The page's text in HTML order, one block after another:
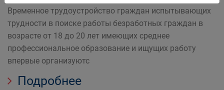
Временное трудоустройство граждан испытывающих
трудности в поиске работы безработных граждан в
возрасте от 18 до 20 лет имеющих среднее
профессиональное образование и ищущих работу
впервые организуютс
Подробнее